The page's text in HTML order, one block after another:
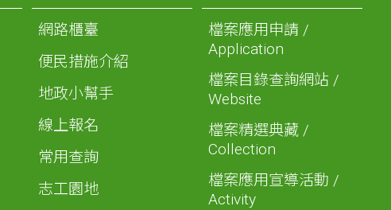
網路櫃臺
便民措施介紹
地政小幫手
線上報名
常用查詢
志工園地
檔案應用申請 /
Application
檔案目錄查詢網站 /
Website
檔案精選典藏 /
Collection
檔案應用宣導活動 /
Activity